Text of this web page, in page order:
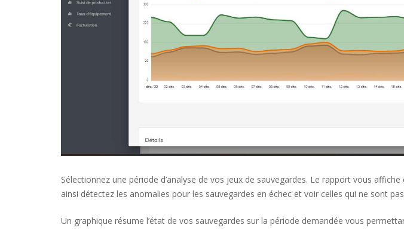
Sélectionnez une période d’analyse de vos jeux de sauvegardes. Le rapport vous
ainsi détectez les anomalies pour les sauvegardes en échec et voir celles qui ne sont
Un graphique résume l’état de vos sauvegardes sur la période demandée vous